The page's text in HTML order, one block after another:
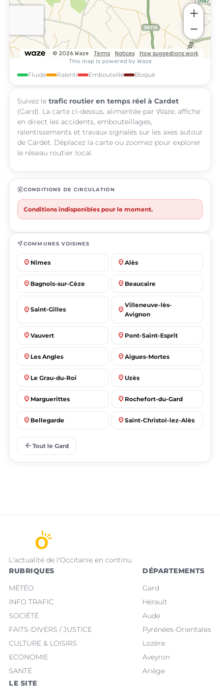
Fluide Ralenti Embouteillé Bloqué
Suivez le trafic routier en temps réel à Cardet
(Gard). La carte ci-dessus, alimentée par Waze, affiche
en direct les accidents, embouteillages,
ralentissements et travaux signalés sur les axes autour
de Cardet. Déplacez la carte ou zoomez pour explorer
le réseau routier local.
routineCONDITIONS DE CIRCULATION
Conditions indisponibles pour le moment.
near_meCOMMUNES VOISINES
place Nîmes place Alès
place Bagnols-sur-Cèze place Beaucaire
place Saint-Gilles place
Villeneuve-lès-
Avignon
place Vauvert place Pont-Saint-Esprit
place Les Angles place Aigues-Mortes
place Le Grau-du-Roi place Uzès
place Marguerittes place Rochefort-du-Gard
place Bellegarde place Saint-Christol-lez-Alès
place
arrow_back Tout le Gard
L'actualité de l'Occitanie en continu
RUBRIQUES
MÉTÉO
INFO TRAFIC
SOCIÉTÉ
FAITS-DIVERS / JUSTICE
CULTURE & LOISIRS
ECONOMIE
SANTÉ
DÉPARTEMENTS
Gard
Hérault
Aude
Pyrénées-Orientales
Lozère
Aveyron
Ariège
LE SITE